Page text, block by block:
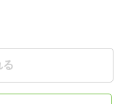
る